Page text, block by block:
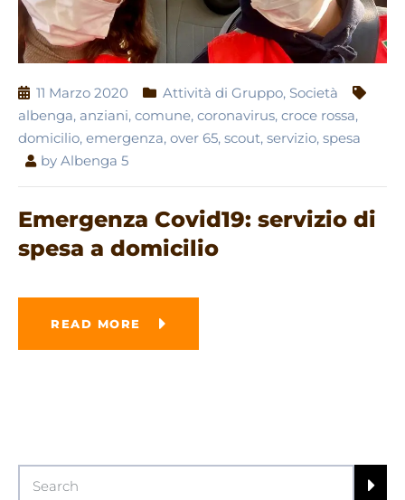
11 Marzo 2020 Attività di Gruppo, Società
albenga, anziani, comune, coronavirus, croce rossa,
domicilio, emergenza, over 65, scout, servizio, spesa
by Albenga 5
Emergenza Covid19: servizio di
spesa a domicilio
READ MORE